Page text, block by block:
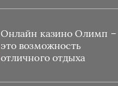
Онлайн казино Олимп –
это возможность
отличного отдыха